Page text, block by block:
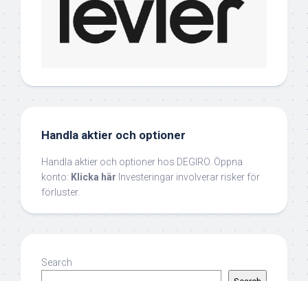
Handla aktier och optioner
Handla aktier och optioner hos DEGIRO. Öppna
konto: Klicka här Investeringar involverar risker för
förluster.
Search